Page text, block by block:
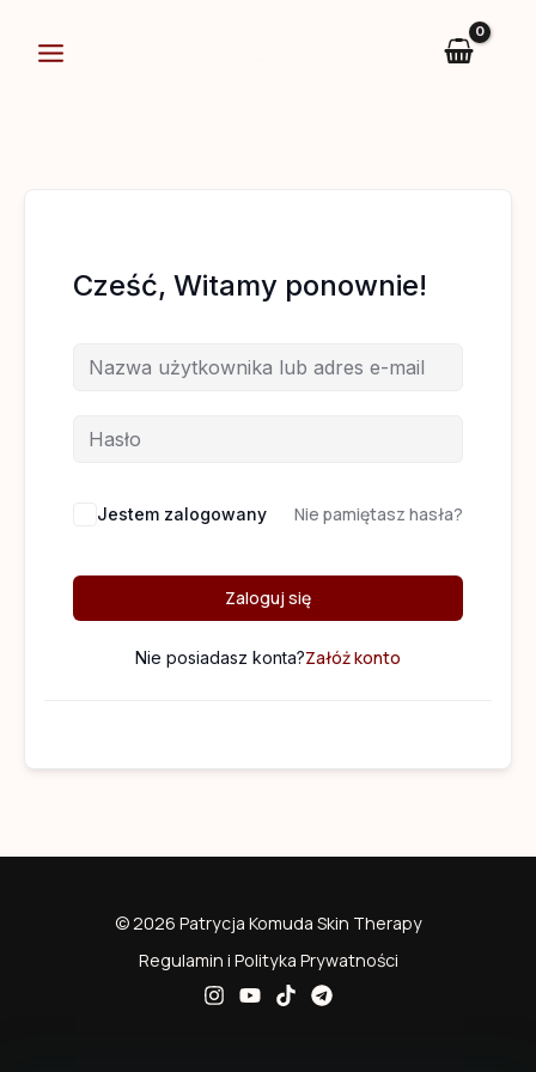
treści
Cześć, Witamy ponownie!
Jestem zalogowany Nie pamiętasz hasła?
Zaloguj się
Nie posiadasz konta?Załóż konto
© 2026 Patrycja Komuda Skin Therapy
Regulamin i Polityka Prywatności